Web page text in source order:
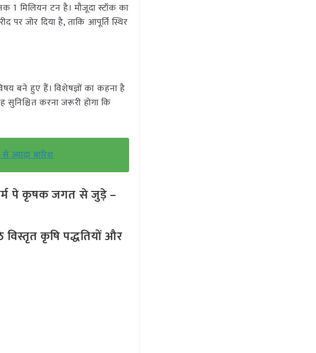
1 मिलियन टन है। मौजूदा स्टॉक का
जोर दिया है, ताकि आपूर्ति स्थिर
बने हुए हैं। विशेषज्ञों का कहना है
करना जरूरी होगा कि
बारिश
पे कृषक जगत से जुड़े –
कृषि पद्धतियों और